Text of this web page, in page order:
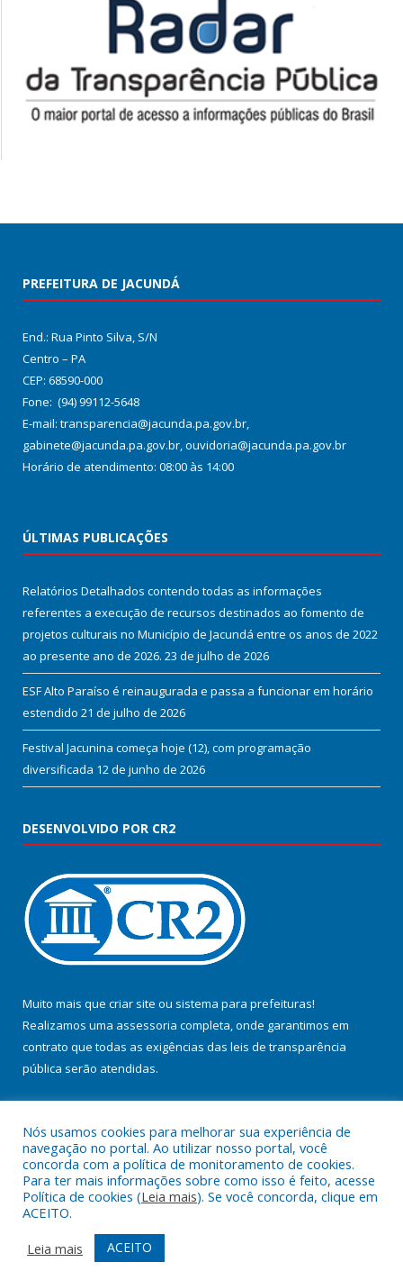
PREFEITURA DE JACUNDÁ
End.: Rua Pinto Silva, S/N
Centro – PA
CEP: 68590-000
Fone: (94) 99112-5648
E-mail: transparencia@jacunda.pa.gov.br,
gabinete@jacunda.pa.gov.br, ouvidoria@jacunda.pa.gov.br
Horário de atendimento: 08:00 às 14:00
ÚLTIMAS PUBLICAÇÕES
Relatórios Detalhados contendo todas as informações
referentes a execução de recursos destinados ao fomento de
projetos culturais no Município de Jacundá entre os anos de 2022
ao presente ano de 2026. 23 de julho de 2026
ESF Alto Paraíso é reinaugurada e passa a funcionar em horário
estendido 21 de julho de 2026
Festival Jacunina começa hoje (12), com programação
diversificada 12 de junho de 2026
DESENVOLVIDO POR CR2
Muito mais que criar site ou sistema para prefeituras!
Realizamos uma assessoria completa, onde garantimos em
contrato que todas as exigências das leis de transparência
pública serão atendidas.
Todos os direitos reservados a Prefeitura Municipal de Jacundá.
Mapa do Site
Acessar Área Administrativa
Acessar Webmail
Nós usamos cookies para melhorar sua experiência de
navegação no portal. Ao utilizar nosso portal, você
concorda com a política de monitoramento de cookies.
Para ter mais informações sobre como isso é feito, acesse
Política de cookies (Leia mais). Se você concorda, clique em
ACEITO.
Leia mais
ACEITO